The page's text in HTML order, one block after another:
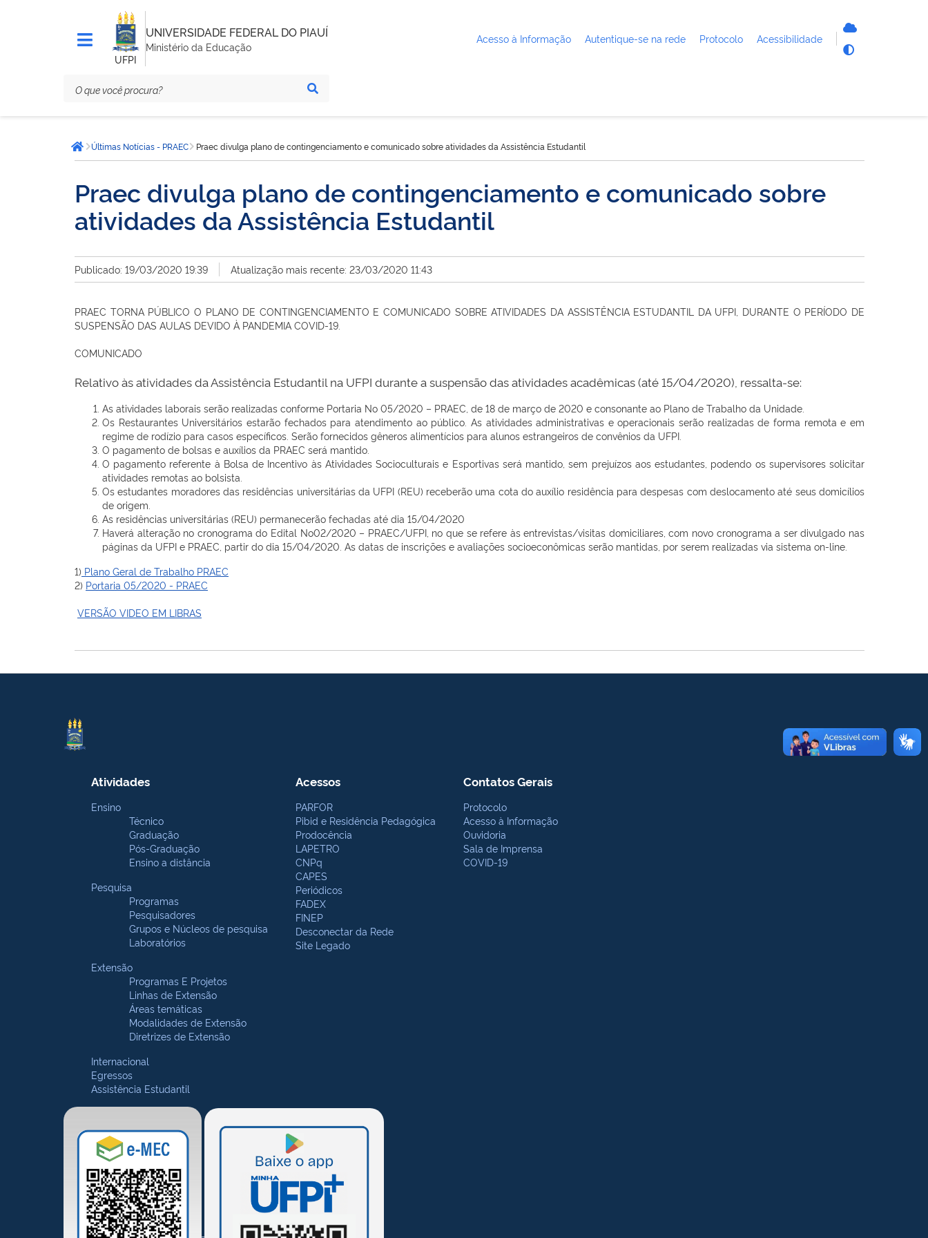
UFPI
UNIVERSIDADE FEDERAL DO PIAUÍ
Ministério da Educação
Acesso à Informação Autentique-se na rede Protocolo Acessibilidade
está
aqui:Página inicial
Últimas Notícias - PRAEC Praec divulga plano de contingenciamento e comunicado sobre atividades da Assistência Estudantil
Praec divulga plano de contingenciamento e comunicado sobre
atividades da Assistência Estudantil
Publicado: 19/03/2020 19:39 Atualização mais recente: 23/03/2020 11:43
PRAEC TORNA PÚBLICO O PLANO DE CONTINGENCIAMENTO E COMUNICADO SOBRE ATIVIDADES DA ASSISTÊNCIA ESTUDANTIL DA UFPI, DURANTE O PERÍODO DE
SUSPENSÃO DAS AULAS DEVIDO À PANDEMIA COVID-19.
COMUNICADO
Relativo às atividades da Assistência Estudantil na UFPI durante a suspensão das atividades acadêmicas (até 15/04/2020), ressalta-se:
As atividades laborais serão realizadas conforme Portaria No 05/2020 – PRAEC, de 18 de março de 2020 e consonante ao Plano de Trabalho da Unidade.
Os Restaurantes Universitários estarão fechados para atendimento ao público. As atividades administrativas e operacionais serão realizadas de forma remota e em
regime de rodízio para casos específicos. Serão fornecidos gêneros alimentícios para alunos estrangeiros de convênios da UFPI.
O pagamento de bolsas e auxílios da PRAEC será mantido.
O pagamento referente à Bolsa de Incentivo às Atividades Socioculturais e Esportivas será mantido, sem prejuízos aos estudantes, podendo os supervisores solicitar
atividades remotas ao bolsista.
Os estudantes moradores das residências universitárias da UFPI (REU) receberão uma cota do auxílio residência para despesas com deslocamento até seus domicílios
de origem.
As residências universitárias (REU) permanecerão fechadas até dia 15/04/2020
Haverá alteração no cronograma do Edital No02/2020 – PRAEC/UFPI, no que se refere às entrevistas/visitas domiciliares, com novo cronograma a ser divulgado nas
páginas da UFPI e PRAEC, partir do dia 15/04/2020. As datas de inscrições e avaliações socioeconômicas serão mantidas, por serem realizadas via sistema on-line.
1) Plano Geral de Trabalho PRAEC
2) Portaria 05/2020 - PRAEC
VERSÃO VIDEO EM LIBRAS
Atividades
Ensino
Técnico
Graduação
Pós-Graduação
Ensino a distância
Pesquisa
Programas
Pesquisadores
Grupos e Núcleos de pesquisa
Laboratórios
Extensão
Programas E Projetos
Linhas de Extensão
Áreas temáticas
Modalidades de Extensão
Diretrizes de Extensão
Internacional
Egressos
Assistência Estudantil
Acessos
PARFOR
Pibid e Residência Pedagógica
Prodocência
LAPETRO
CNPq
CAPES
Periódicos
FADEX
FINEP
Desconectar da Rede
Site Legado
Contatos Gerais
Protocolo
Acesso à Informação
Ouvidoria
Sala de Imprensa
COVID-19